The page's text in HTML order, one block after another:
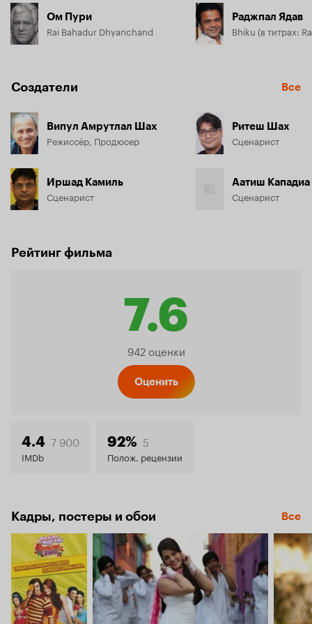
Ом Пури
Rai Bahadur Dhyanchand
Раджпал Ядав
Bhiku (в титрах:
Создатели Все
Випул Амрутлал Шах
Режиссёр, Продюсер
Иршад Камиль
Сценарист
Ритеш Шах
Сценарист
Аатиш Кападиа
Сценарист
Рейтинг фильма
7.6
Рейтинг
7.6
942 оценки
Оценить
4.4 7 900
IMDb
92% 5
Полож. рецензии
Кадры, постеры и обои Все